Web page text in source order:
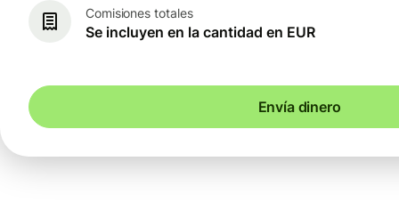
Comisiones totales
Se incluyen en la cantidad en EUR
Envía dinero